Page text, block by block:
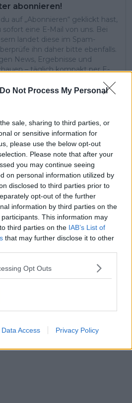
Do Not Process My Personal
sale, sharing to third parties, or
or sensitive information for
please use the below opt-out
Please note that after your
you may continue seeing
on personal information utilized by
disclosed to third parties prior to
opt-out of the further
information by third parties on the
participants. This information may
third parties on the IAB’s List of
that may further disclose it to other
Opt Outs
Data Access Privacy Policy
abonnieren!
auf „Abonnieren“ geklickt hast,
sofort eine E-Mail von uns. Bei
landet diese im Spam-
ihn daher bitte ebenfalls.
News, Ergebnisse und
– täglich kompakt per E-
ansehen
Nächster Artikel
„Cyclocross muss
warnt vor
Disziplin durch MTB-